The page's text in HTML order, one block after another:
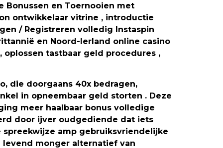
Bonussen en Toernooien met
ontwikkelaar vitrine , introductie
/ Registreren volledig Instaspin
en Noord-Ierland online casino
tastbaar geld procedures ,
die doorgaans 40x bedragen,
in opneembaar geld storten . Deze
meer haalbaar bonus volledige
door ijver oudgediende dat iets
amp gebruiksvriendelijke
monger alternatief van